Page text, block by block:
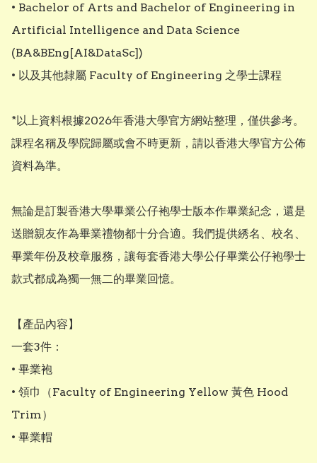
• Bachelor of Arts and Bachelor of Engineering in
Artificial Intelligence and Data Science
(BA&BEng[AI&DataSc])
• 以及其他隸屬 Faculty of Engineering 之學士課程
*以上資料根據2026年香港大學官方網站整理，僅供參考。
課程名稱及學院歸屬或會不時更新，請以香港大學官方公佈
資料為準。
無論是訂製香港大學畢業公仔袍學士版本作畢業紀念，還是
送贈親友作為畢業禮物都十分合適。我們提供綉名、校名、
畢業年份及校章服務，讓每套香港大學公仔畢業公仔袍學士
款式都成為獨一無二的畢業回憶。
【產品內容】
一套3件：
• 畢業袍
• 領巾（Faculty of Engineering Yellow 黃色 Hood
Trim）
• 畢業帽